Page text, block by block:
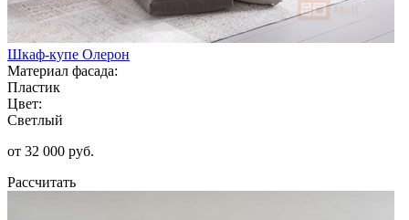
Шкаф-купе Олерон
Материал фасада:
Пластик
Цвет:
Светлый
от 32 000 руб.
Рассчитать